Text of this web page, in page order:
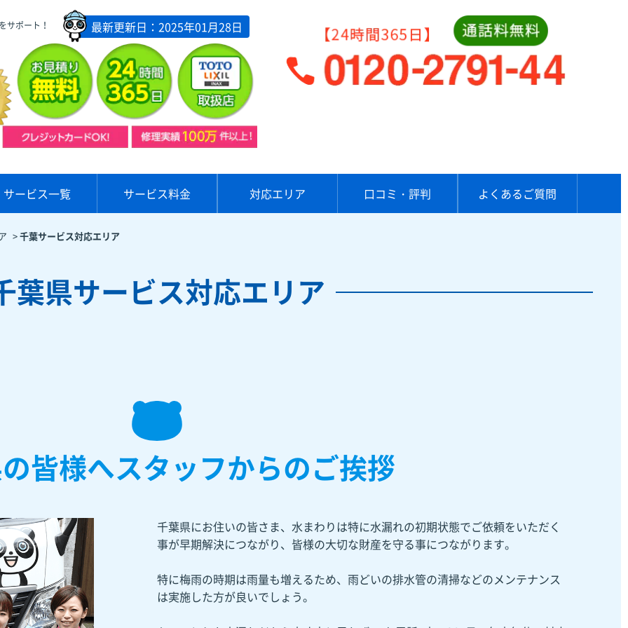
サポート！ 最新更新日：2025年01月28日
サービス一覧 サービス料金 対応エリア 口コミ・評判 よくあるご質問
>千葉サービス対応エリア
葉県サービス対応エリア
皆様へスタッフからのご挨拶
千葉県にお住いの皆さま、水まわりは特に水漏れの初期状態でご依頼をいただく
事が早期解決につながり、皆様の大切な財産を守る事につながります。
特に梅雨の時期は雨量も増えるため、雨どいの排水管の清掃などのメンテナンス
は実施した方が良いでしょう。